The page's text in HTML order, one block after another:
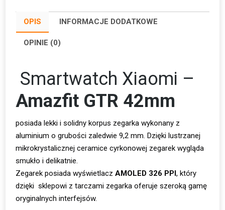
OPIS INFORMACJE DODATKOWE
OPINIE (0)
Smartwatch Xiaomi –
Amazfit GTR 42mm
posiada lekki i solidny korpus zegarka wykonany z
aluminium o grubości zaledwie 9,2 mm. Dzięki lustrzanej
mikrokrystalicznej ceramice cyrkonowej zegarek wygląda
smukło i delikatnie.
Zegarek posiada wyświetlaczAMOLED 326 PPI, który
dzięki sklepowi z tarczami zegarka oferuje szeroką gamę
oryginalnych interfejsów.